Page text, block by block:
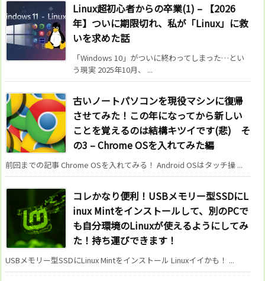
Linux超初心者からの卒業(1) – 【2026
年】ついに期限切れ、私が「Linux」に救
いを求めた話
「Windows 10」がついに終わってしまった…とい
う現実 2025年10月、 ...
古いノートパソコンを現役マシンに復帰
させてみた！この年になってから新しい
ことを覚えるのは結構キツイです(悲) そ
の3 – Chrome OSを入れてみた編
前回までの記事 Chrome OSを入れてみる！ Android OSはタッチ操 ...
コレかなり便利！USBメモリー型SSDにL
inux Mintをインストールして、別のPCで
も自分環境のLinuxが使えるようにしてみ
た！持ち運びできます！
USBメモリー型SSDにLinux Mintをインストール Linuxイイかも！ ...